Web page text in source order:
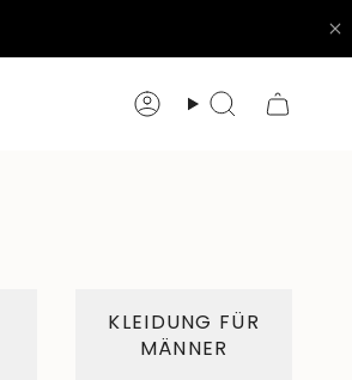
Konto Suche
KLEIDUNG FÜR
MÄNNER